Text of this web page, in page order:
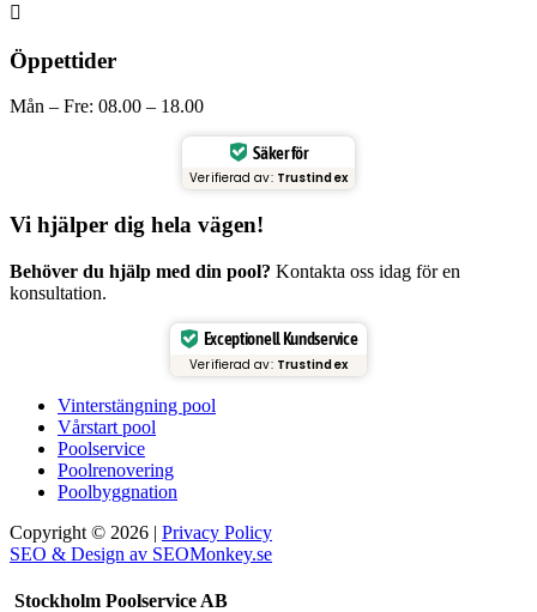

Öppettider
Mån – Fre: 08.00 – 18.00
Säker för
Verifierad av: Trustindex
Vi hjälper dig hela vägen!
Behöver du hjälp med din pool? Kontakta oss idag för en
konsultation.
Exceptionell Kundservice
Verifierad av: Trustindex
Vinterstängning pool
Vårstart pool
Poolservice
Poolrenovering
Poolbyggnation
Copyright © 2026 | Privacy Policy
SEO & Design av SEOMonkey.se
Stockholm Poolservice AB